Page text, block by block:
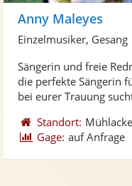
Anny Maleyes
Einzelmusiker, Gesang
Sängerin und freie
die perfekte Sängerin
bei eurer Trauung
Standort:
Gage: auf Anfrage